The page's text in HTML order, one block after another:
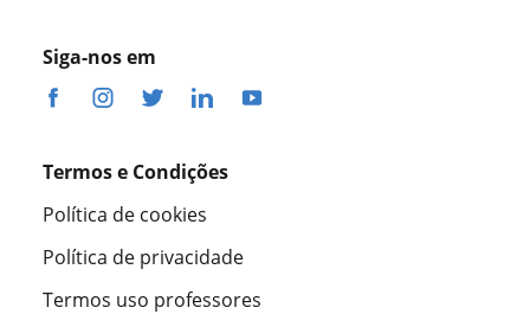
Siga-nos em
Termos e Condições
Política de cookies
Política de privacidade
Termos uso professores